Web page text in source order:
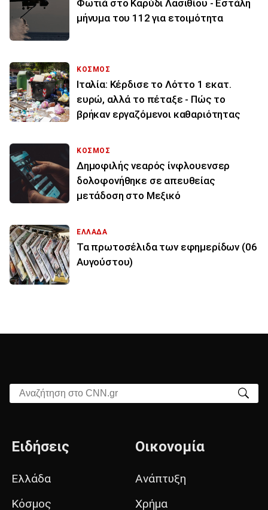
Φωτιά στο Καρύδι Λασιθίου - Εστάλη
μήνυμα του 112 για ετοιμότητα
ΚΟΣΜΟΣ
Ιταλία: Κέρδισε το Λόττο 1 εκατ.
ευρώ, αλλά το πέταξε - Πώς το
βρήκαν εργαζόμενοι καθαριότητας
ΚΟΣΜΟΣ
Δημοφιλής νεαρός ίνφλουενσερ
δολοφονήθηκε σε απευθείας
μετάδοση στο Μεξικό
ΕΛΛΑΔΑ
Τα πρωτοσέλιδα των εφημερίδων (06
Αυγούστου)
Αναζήτηση στο CNN.gr
Ειδήσεις
Ελλάδα
Κόσμος
Οικονομία
Ανάπτυξη
Χρήμα